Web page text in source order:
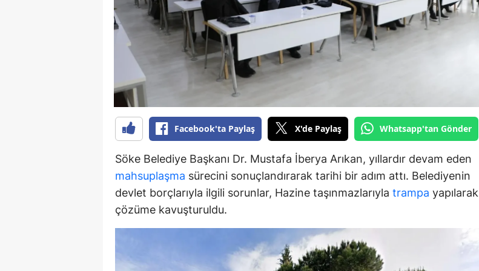
Yalova
Karabük
Kilis
Düzce
Facebook'ta Paylaş X'de Paylaş Whatsapp'tan Gönder
Söke Belediye Başkanı Dr. Mustafa İberya Arıkan, yıllardır devam eden
mahsuplaşma sürecini sonuçlandırarak tarihi bir adım attı. Belediyenin
devlet borçlarıyla ilgili sorunlar, Hazine taşınmazlarıyla trampa yapılarak
çözüme kavuşturuldu.